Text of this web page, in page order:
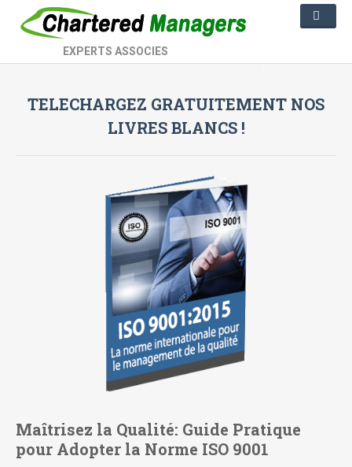
EXPERTS ASSOCIES
TELECHARGEZ GRATUITEMENT NOS
LIVRES BLANCS !
Maîtrisez la Qualité: Guide Pratique
pour Adopter la Norme ISO 9001